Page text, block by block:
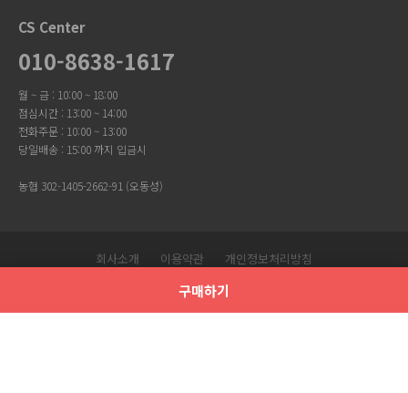
구매하기
CS Center
010-8638-1617
월 ~ 금 : 10:00 ~ 18:00
점심시간 : 13:00 ~ 14:00
전화주문 : 10:00 ~ 13:00
당일배송 : 15:00 까지 입금시
농협 302-1405-2662-91 (오동성)
회사소개 이용약관
개인정보처리방침
Copyright © 유니크걸. All Rights Reserved.